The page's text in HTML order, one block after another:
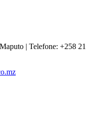
| Telefone: +258 21